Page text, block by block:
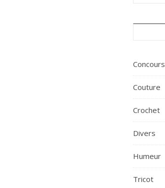
Concours
Couture
Crochet
Divers
Humeur
Tricot